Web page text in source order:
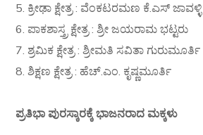
5. ಕ್ರೀಢಾ ಕ್ಷೇತ್ರ : ವೆಂಕಟರಮಣ ಕೆ.ಎಸ್ ಜಾವಳ್ಳಿ
6. ಪಾಕಶಾಸ್ತ್ರ ಕ್ಷೇತ್ರ : ಶ್ರೀ ಜಯರಾಮ ಭಟ್ಟರು
7. ಶ್ರಮಿಕ ಕ್ಷೇತ್ರ : ಶ್ರೀಮತಿ ಸವಿತಾ ಗುರುಮೂರ್ತಿ
8. ಶಿಕ್ಷಣ ಕ್ಷೇತ್ರ : ಹೆಚ್.ಎಂ. ಕೃಷ್ಣಮೂರ್ತಿ
ಪ್ರತಿಭಾ ಪುರಸ್ಕಾರಕ್ಕೆ ಭಾಜನರಾದ ಮಕ್ಕಳು